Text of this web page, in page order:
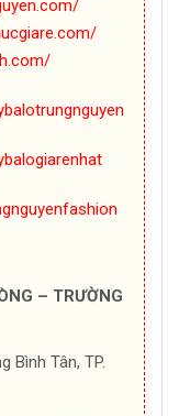
– TRƯỜNG
Bình Tân, TP.